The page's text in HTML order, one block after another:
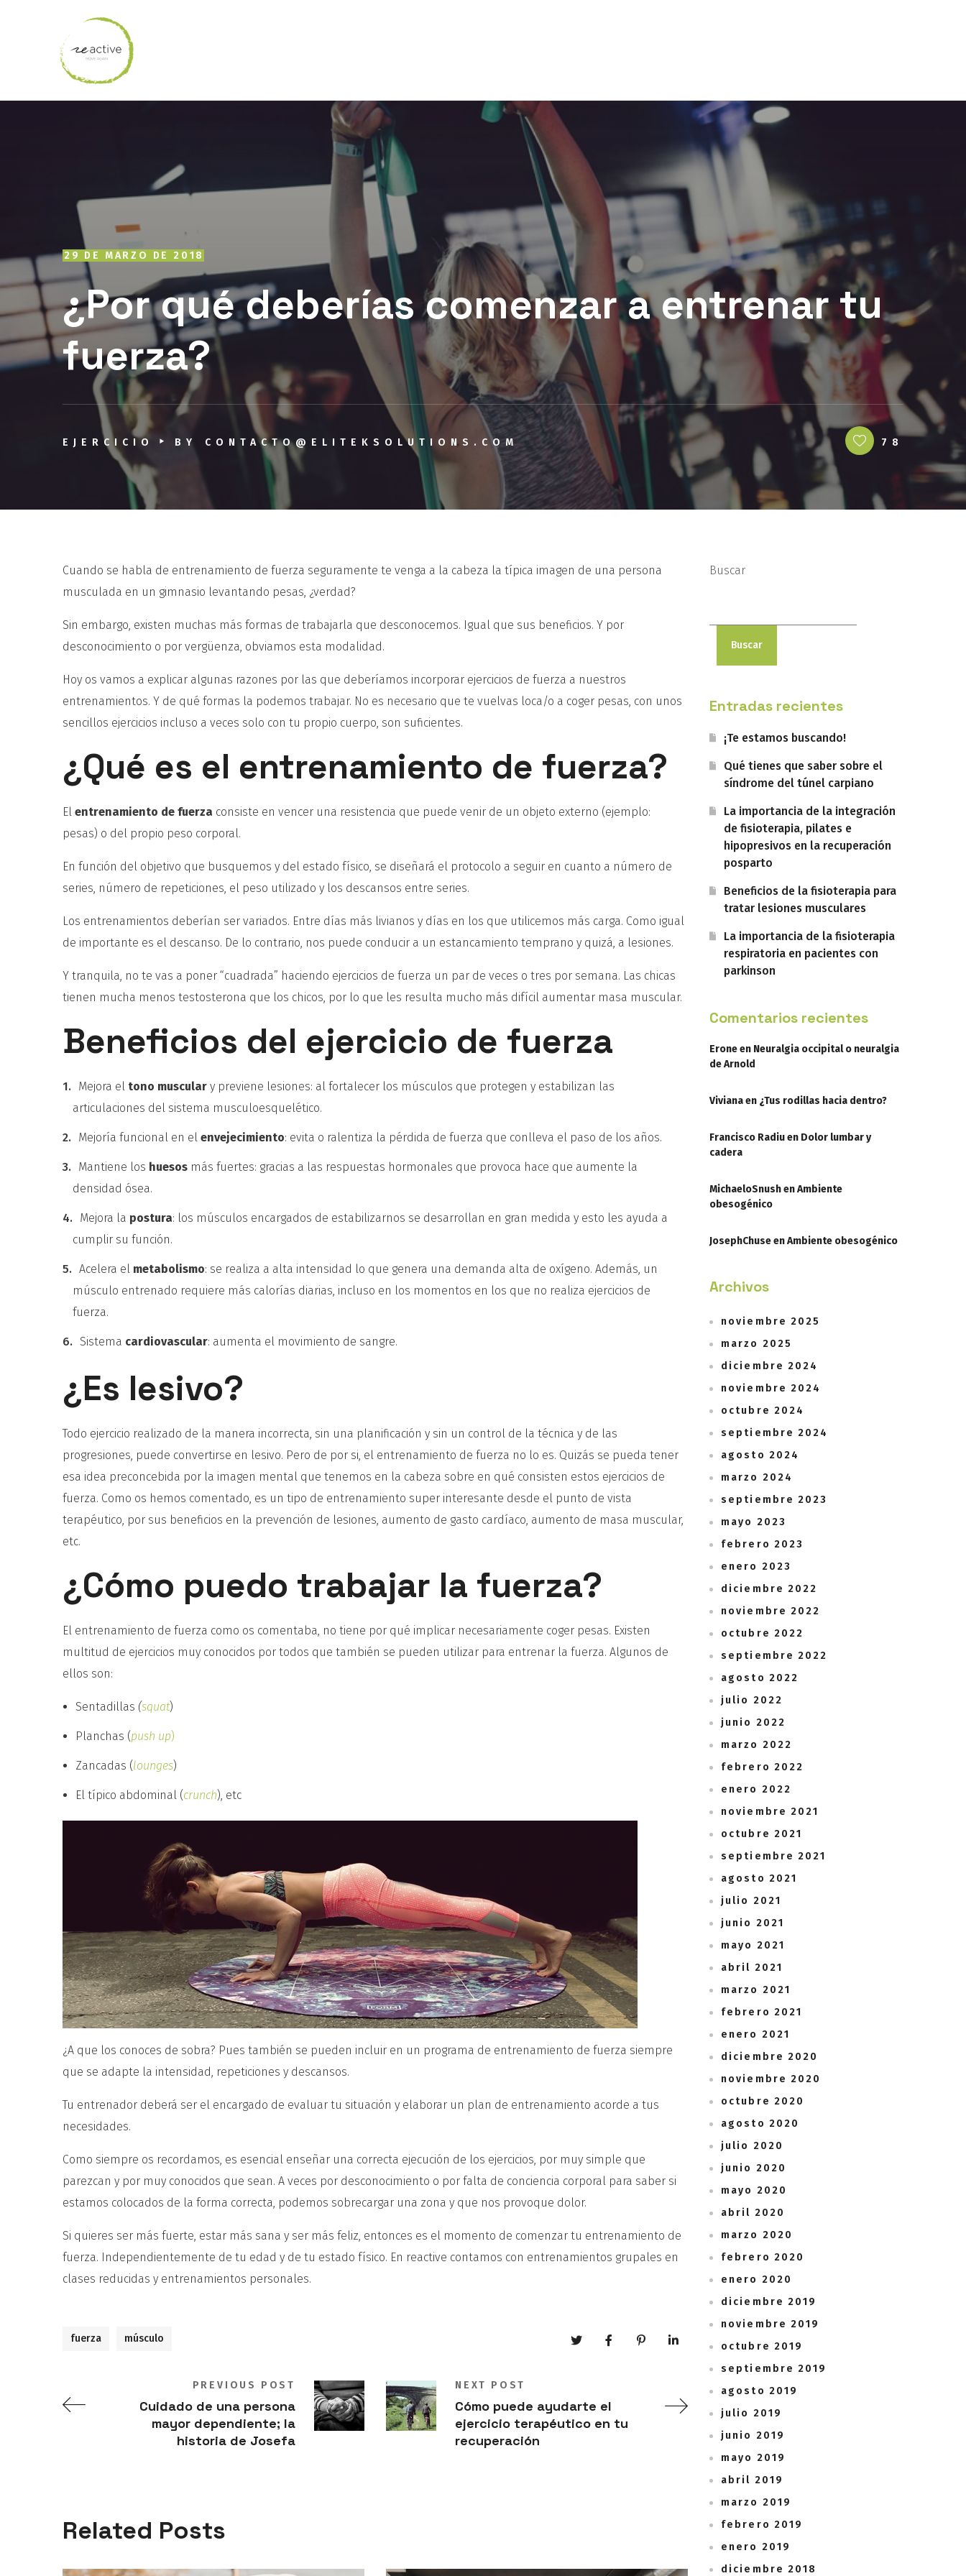
29 DE MARZO DE 2018
¿Por qué deberías comenzar a entrenar tu
fuerza?
EJERCICIO BY CONTACTO@ELITEKSOLUTIONS.COM 78
Cuando se habla de entrenamiento de fuerza seguramente te venga a la cabeza la típica imagen de una persona
musculada en un gimnasio levantando pesas, ¿verdad?
Sin embargo, existen muchas más formas de trabajarla que desconocemos. Igual que sus beneficios. Y por
desconocimiento o por vergüenza, obviamos esta modalidad.
Hoy os vamos a explicar algunas razones por las que deberíamos incorporar ejercicios de fuerza a nuestros
entrenamientos. Y de qué formas la podemos trabajar. No es necesario que te vuelvas loca/o a coger pesas, con unos
sencillos ejercicios incluso a veces solo con tu propio cuerpo, son suficientes.
¿Qué es el entrenamiento de fuerza?
El entrenamiento de fuerza consiste en vencer una resistencia que puede venir de un objeto externo (ejemplo:
pesas) o del propio peso corporal.
En función del objetivo que busquemos y del estado físico, se diseñará el protocolo a seguir en cuanto a número de
series, número de repeticiones, el peso utilizado y los descansos entre series.
Los entrenamientos deberían ser variados. Entre días más livianos y días en los que utilicemos más carga. Como igual
de importante es el descanso. De lo contrario, nos puede conducir a un estancamiento temprano y quizá, a lesiones.
Y tranquila, no te vas a poner “cuadrada” haciendo ejercicios de fuerza un par de veces o tres por semana. Las chicas
tienen mucha menos testosterona que los chicos, por lo que les resulta mucho más difícil aumentar masa muscular.
Beneficios del ejercicio de fuerza
Mejora el tono muscular y previene lesiones: al fortalecer los músculos que protegen y estabilizan las
articulaciones del sistema musculoesquelético.
Mejoría funcional en el envejecimiento: evita o ralentiza la pérdida de fuerza que conlleva el paso de los años.
Mantiene los huesos más fuertes: gracias a las respuestas hormonales que provoca hace que aumente la
densidad ósea.
Mejora la postura: los músculos encargados de estabilizarnos se desarrollan en gran medida y esto les ayuda a
cumplir su función.
Acelera el metabolismo: se realiza a alta intensidad lo que genera una demanda alta de oxígeno. Además, un
músculo entrenado requiere más calorías diarias, incluso en los momentos en los que no realiza ejercicios de
fuerza.
Sistema cardiovascular: aumenta el movimiento de sangre.
¿Es lesivo?
Todo ejercicio realizado de la manera incorrecta, sin una planificación y sin un control de la técnica y de las
progresiones, puede convertirse en lesivo. Pero de por si, el entrenamiento de fuerza no lo es. Quizás se pueda tener
esa idea preconcebida por la imagen mental que tenemos en la cabeza sobre en qué consisten estos ejercicios de
fuerza. Como os hemos comentado, es un tipo de entrenamiento super interesante desde el punto de vista
terapéutico, por sus beneficios en la prevención de lesiones, aumento de gasto cardíaco, aumento de masa muscular,
etc.
¿Cómo puedo trabajar la fuerza?
El entrenamiento de fuerza como os comentaba, no tiene por qué implicar necesariamente coger pesas. Existen
multitud de ejercicios muy conocidos por todos que también se pueden utilizar para entrenar la fuerza. Algunos de
ellos son:
Sentadillas (squat)
Planchas (push up)
Zancadas (lounges)
El típico abdominal (crunch), etc
¿A que los conoces de sobra? Pues también se pueden incluir en un programa de entrenamiento de fuerza siempre
que se adapte la intensidad, repeticiones y descansos.
Tu entrenador deberá ser el encargado de evaluar tu situación y elaborar un plan de entrenamiento acorde a tus
necesidades.
Como siempre os recordamos, es esencial enseñar una correcta ejecución de los ejercicios, por muy simple que
parezcan y por muy conocidos que sean. A veces por desconocimiento o por falta de conciencia corporal para saber si
estamos colocados de la forma correcta, podemos sobrecargar una zona y que nos provoque dolor.
Si quieres ser más fuerte, estar más sana y ser más feliz, entonces es el momento de comenzar tu entrenamiento de
fuerza. Independientemente de tu edad y de tu estado físico. En reactive contamos con entrenamientos grupales en
clases reducidas y entrenamientos personales.
fuerza músculo
PREVIOUS POST
Cuidado de una persona
mayor dependiente; la
historia de Josefa
NEXT POST
Cómo puede ayudarte el
ejercicio terapéutico en tu
recuperación
Related Posts
Buscar
Buscar
Entradas recientes
¡Te estamos buscando!
Qué tienes que saber sobre el
síndrome del túnel carpiano
La importancia de la integración
de fisioterapia, pilates e
hipopresivos en la recuperación
posparto
Beneficios de la fisioterapia para
tratar lesiones musculares
La importancia de la fisioterapia
respiratoria en pacientes con
parkinson
Comentarios recientes
Eroneen Neuralgia occipital o neuralgia
de Arnold
Vivianaen ¿Tus rodillas hacia dentro?
Francisco Radiuen Dolor lumbar y
cadera
MichaeloSnushenAmbiente
obesogénico
JosephChuseenAmbiente obesogénico
Archivos
noviembre 2025
marzo 2025
diciembre 2024
noviembre 2024
octubre 2024
septiembre 2024
agosto 2024
marzo 2024
septiembre 2023
mayo 2023
febrero 2023
enero 2023
diciembre 2022
noviembre 2022
octubre 2022
septiembre 2022
agosto 2022
julio 2022
junio 2022
marzo 2022
febrero 2022
enero 2022
noviembre 2021
octubre 2021
septiembre 2021
agosto 2021
julio 2021
junio 2021
mayo 2021
abril 2021
marzo 2021
febrero 2021
enero 2021
diciembre 2020
noviembre 2020
octubre 2020
agosto 2020
julio 2020
junio 2020
mayo 2020
abril 2020
marzo 2020
febrero 2020
enero 2020
diciembre 2019
noviembre 2019
octubre 2019
septiembre 2019
agosto 2019
julio 2019
junio 2019
mayo 2019
abril 2019
marzo 2019
febrero 2019
enero 2019
diciembre 2018